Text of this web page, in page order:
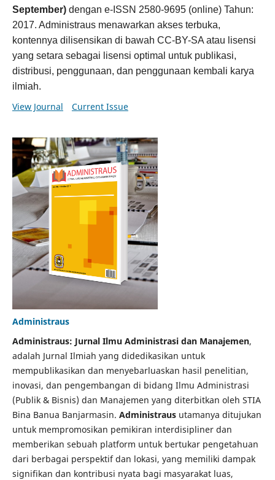
September)dengan e-ISSN 2580-9695 (online) Tahun:
2017. Administraus menawarkan akses terbuka,
kontennya dilisensikan di bawah CC-BY-SA atau lisensi
yang setara sebagai lisensi optimal untuk publikasi,
distribusi, penggunaan, dan penggunaan kembali karya
ilmiah.
View Journal Current Issue
Administraus
Administraus: Jurnal Ilmu Administrasi dan Manajemen,
adalah Jurnal Ilmiah yang didedikasikan untuk
mempublikasikan dan menyebarluaskan hasil penelitian,
inovasi, dan pengembangan di bidang Ilmu Administrasi
(Publik & Bisnis) dan Manajemen yang diterbitkan oleh STIA
Bina Banua Banjarmasin. Administrausutamanya ditujukan
untuk mempromosikan pemikiran interdisipliner dan
memberikan sebuah platform untuk bertukar pengetahuan
dari berbagai perspektif dan lokasi, yang memiliki dampak
signifikan dan kontribusi nyata bagi masyarakat luas,